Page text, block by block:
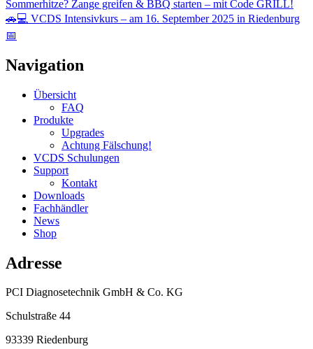
Sommerhitze? Zange greifen & BBQ starten – mit Code GRILL!
🚗💻 VCDS Intensivkurs – am 16. September 2025 in Riedenburg
📅
Navigation
Übersicht
FAQ
Produkte
Upgrades
Achtung Fälschung!
VCDS Schulungen
Support
Kontakt
Downloads
Fachhändler
News
Shop
Adresse
PCI Diagnosetechnik GmbH & Co. KG
Schulstraße 44
93339 Riedenburg